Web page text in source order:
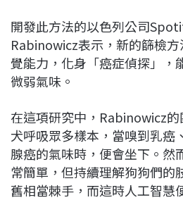
開發此方法的以色列公司
Rabinowicz表示，新的篩檢
覺能力，化身「癌症偵探」，
微弱氣味。
在這項研究中，Rabinowicz
犬呼吸眾多樣本，當嗅到乳癌
腺癌的氣味時，便會坐下。然
常簡單，但持續理解狗狗們的
舊相當棘手，而這時人工智慧